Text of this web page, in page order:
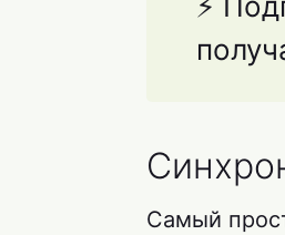
Самый